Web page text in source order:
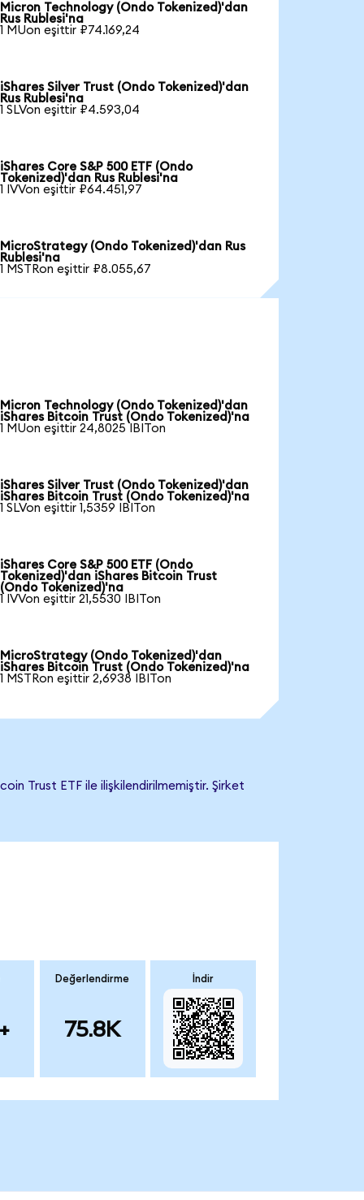
Micron Technology (Ondo Tokenized)'dan
Rus Rublesi'na
1 MUon eşittir ₽74.169,24
iShares Silver Trust (Ondo Tokenized)'dan
Rus Rublesi'na
1 SLVon eşittir ₽4.593,04
iShares Core S&P 500 ETF (Ondo
Tokenized)'dan Rus Rublesi'na
1 IVVon eşittir ₽64.451,97
MicroStrategy (Ondo Tokenized)'dan Rus
Rublesi'na
1 MSTRon eşittir ₽8.055,67
Micron Technology (Ondo Tokenized)'dan
iShares Bitcoin Trust (Ondo Tokenized)'na
1 MUon eşittir 24,8025 IBITon
iShares Silver Trust (Ondo Tokenized)'dan
iShares Bitcoin Trust (Ondo Tokenized)'na
1 SLVon eşittir 1,5359 IBITon
iShares Core S&P 500 ETF (Ondo
Tokenized)'dan iShares Bitcoin Trust
(Ondo Tokenized)'na
1 IVVon eşittir 21,5530 IBITon
MicroStrategy (Ondo Tokenized)'dan
iShares Bitcoin Trust (Ondo Tokenized)'na
1 MSTRon eşittir 2,6938 IBITon
Trust ETF ile ilişkilendirilmemiştir. Şirket
Değerlendirme
75.8K
İndir